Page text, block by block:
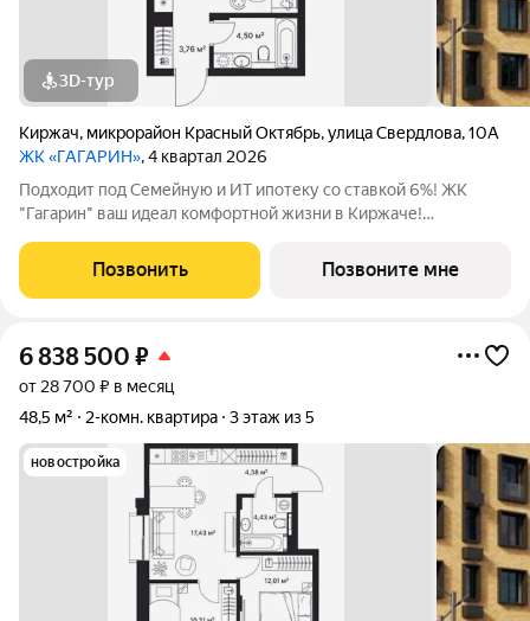
3D-тур
Киржач, микрорайон Красный Октябрь,улица Свердлова,10А
ЖК «ГАГАРИН», 4 квартал 2026
Подходит под Семейную и ИТ ипотеку со ставкой 6%! ЖК
"Гагарин" ваш идеал комфортной жизни в Киржаче!
класса "Комфорт+" сочетает современные технологии,
продуманную инфраструктуру и уютную
Позвонить Позвоните мне
6 838 500 ₽
от 28 700 ₽ в месяц
48,5 м²
2-комн. квартира 3 этаж из 5
новостройка